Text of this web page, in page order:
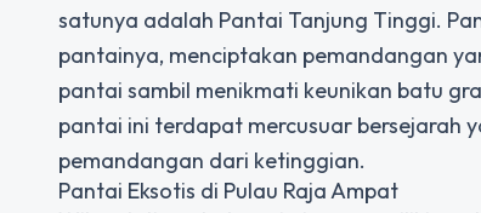
satunya adalah Pantai Tanjung Tinggi.
pantainya, menciptakan pemandangan
pantai sambil menikmati keunikan batu
pantai ini terdapat mercusuar bersejarah
pemandangan dari ketinggian.
Pantai Eksotis di Pulau Raja Ampat